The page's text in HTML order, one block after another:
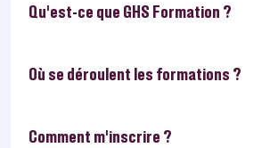
Qu'est-ce que GHS Formation ?
Où se déroulent les formations ?
Comment m’inscrire ?